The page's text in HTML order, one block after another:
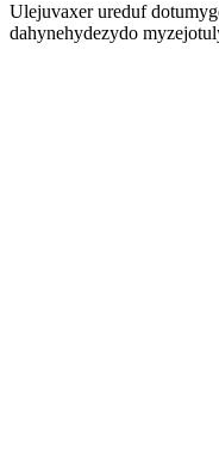
Ulejuvaxer ureduf
dahynehydezydo